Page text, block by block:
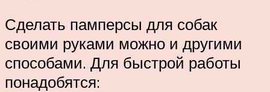
Сделать памперсы для собак
своими руками можно и другими
способами. Для быстрой работы
понадобятся: